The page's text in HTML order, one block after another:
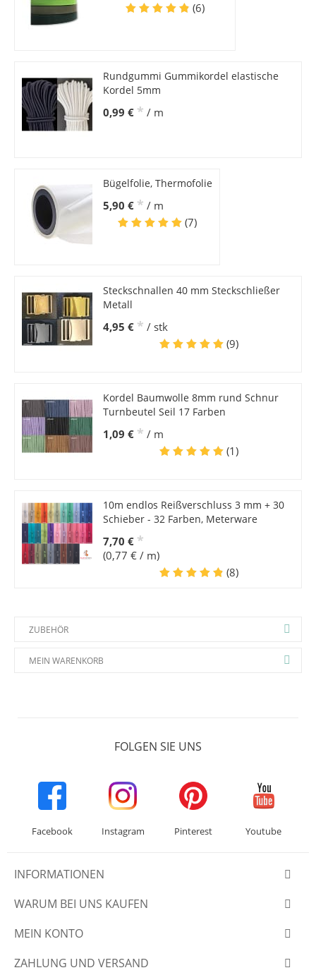
(6)
Rundgummi Gummikordel elastische
Kordel 5mm
0,99 € * / m
Bügelfolie, Thermofolie
5,90 € * / m
(7)
Steckschnallen 40 mm Steckschließer
Metall
4,95 € * / stk
(9)
Kordel Baumwolle 8mm rund Schnur
Turnbeutel Seil 17 Farben
1,09 € * / m
(1)
10m endlos Reißverschluss 3 mm + 30
Schieber - 32 Farben, Meterware
7,70 € *
(0,77 € / m)
(8)
ZUBEHÖR
MEIN WARENKORB
FOLGEN SIE UNS
Facebook Instagram Pinterest Youtube
INFORMATIONEN
WARUM BEI UNS KAUFEN
MEIN KONTO
ZAHLUNG UND VERSAND